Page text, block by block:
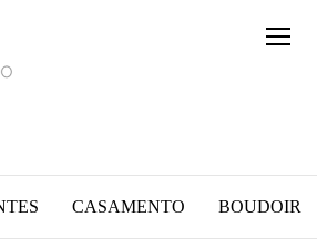
CASAMENTO BOUDOIR